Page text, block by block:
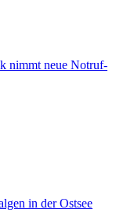
nimmt neue Notruf-
in der Ostsee